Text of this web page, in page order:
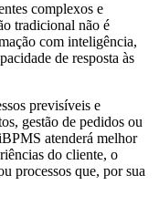
complexos e
tradicional não é
com inteligência,
de resposta às
previsíveis e
gestão de pedidos ou
atenderá melhor
do cliente, o
processos que, por sua